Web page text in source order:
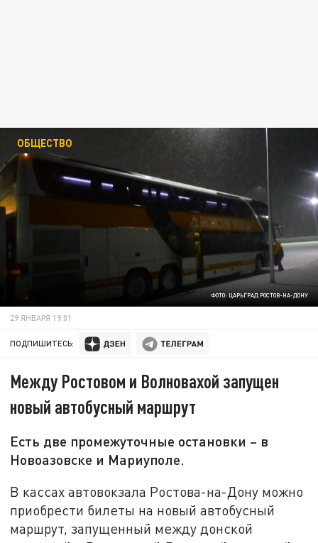
ФОТО: ЦАРЬГРАД РОСТОВ-НА-ДОНУ
ОБЩЕСТВО
29 ЯНВАРЯ 19:01
ПОДПИШИТЕСЬ:
Между Ростовом и Волновахой запущен
новый автобусный маршрут
Есть две промежуточные остановки – в
Новоазовске и Мариуполе.
В кассах автовокзала Ростова-на-Дону можно
приобрести билеты на новый автобусный
маршрут, запущенный между донской